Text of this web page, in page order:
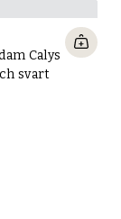
Calys
svart